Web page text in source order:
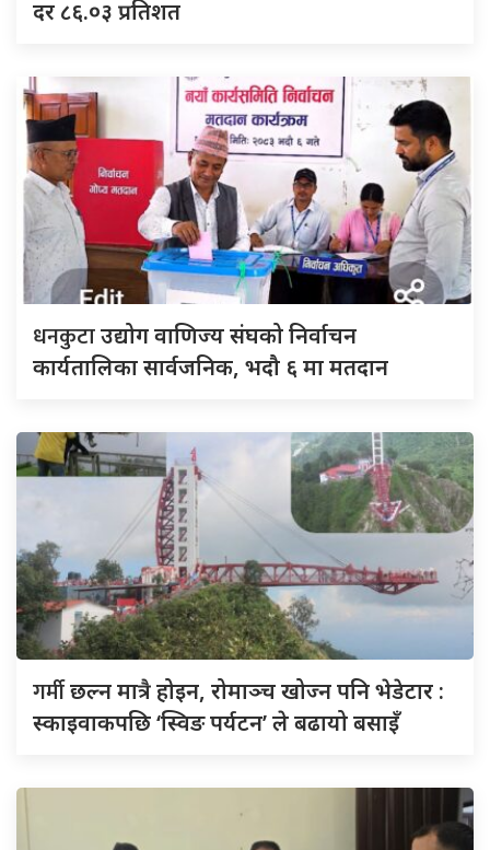
दर ८६.०३ प्रतिशत
धनकुटाउद्योग वाणिज्य संघको निर्वाचन
कार्यतालिका सार्वजनिक, भदौ ६ मा मतदान
गर्मीछल्न मात्रै होइन, रोमाञ्च खोज्न पनि भेडेटार :
स्काइवाकपछि ‘स्विङ पर्यटन’ ले बढायो बसाइँ